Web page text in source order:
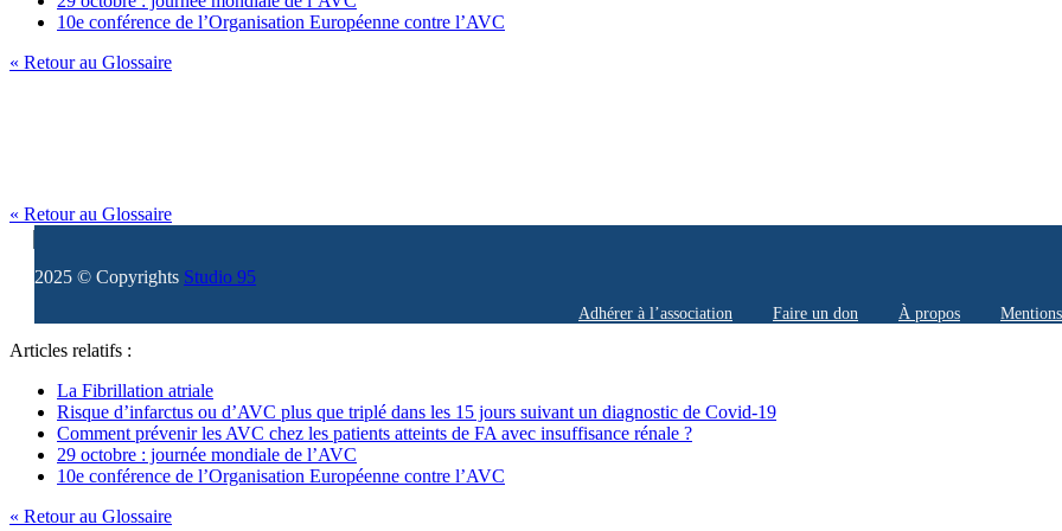
10e conférence de l’Organisation Européenne contre l’AVC
« Retour au Glossaire
« Retour au Glossaire
2025 © Copyrights Studio 95
Adhérer à l’association Faire un don À propos
Articles relatifs :
La Fibrillation atriale
Risque d’infarctus ou d’AVC plus que triplé dans les 15 jours suivant un diagnostic de Covid-19
Comment prévenir les AVC chez les patients atteints de FA avec insuffisance rénale ?
29 octobre : journée mondiale de l’AVC
10e conférence de l’Organisation Européenne contre l’AVC
« Retour au Glossaire